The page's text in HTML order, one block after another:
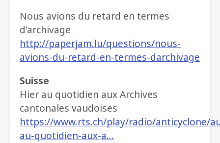
Nous avions du retard en termes
d'archivage
http://paperjam.lu/questions/nous-
avions-du-retard-en-termes-darchivage
Suisse
Hier au quotidien aux Archives
cantonales vaudoises
https://www.rts.ch/play/radio/anticyclone/
au-quotidien-aux-a…